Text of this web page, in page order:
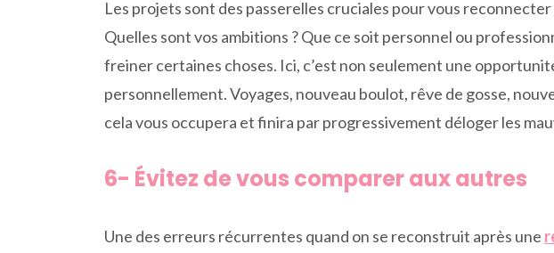
Les projets sont des passerelles cruciales pour vous
Quelles sont vos ambitions ? Que ce soit personnel ou
freiner certaines choses. Ici, c’est non seulement une
personnellement. Voyages, nouveau boulot, rêve de gosse,
cela vous occupera et finira par progressivement déloger les
6- Évitez de vous comparer aux autres
Une des erreurs récurrentes quand on se reconstruit après une